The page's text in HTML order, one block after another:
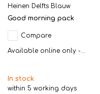
Heinen Delfts Blauw
Good morning pack
Compare
Available online only -...
In stock
within 5 working days